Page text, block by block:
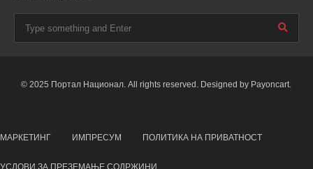
© 2025 Портал Национал. All rights reserved. Designed by Payoncart.
МАРКЕТИНГ ИМПРЕСУМ ПОЛИТИКА НА ПРИВАТНОСТ